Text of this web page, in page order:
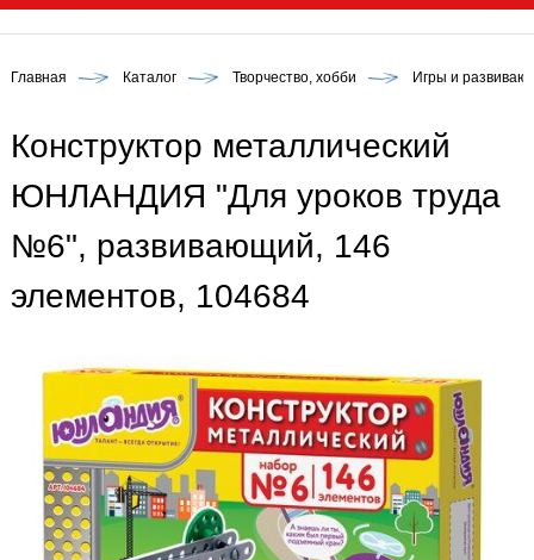
Главная Каталог Творчество, хобби Игры и
Конструктор металлический
ЮНЛАНДИЯ "Для уроков труда
№6", развивающий, 146
элементов, 104684